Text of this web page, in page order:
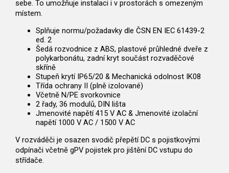
sebe. To umožňuje instalaci i v prostorách s omezeným
místem.
Splňuje normu/požadavky dle ČSN EN IEC 61439-2
ed. 2
Šedá rozvodnice z ABS, plastové průhledné dveře z
polykarbonátu, zadní kryt součást rozvaděčové
skříně
Stupeň krytí IP65/20 & Mechanická odolnost IK08
Třída ochrany II (plně izolované)
Včetně N/PE svorkovnice
2 řady, 36 modulů, DIN lišta
Jmenovité napětí 415 V AC & Jmenovité izolační
napětí 1000 V AC / 1500 V AC
V rozváděči je osazen svodič přepětí DC s pojistkovými
odpínači včetně gPV pojistek pro jištění DC vstupu do
střídače.